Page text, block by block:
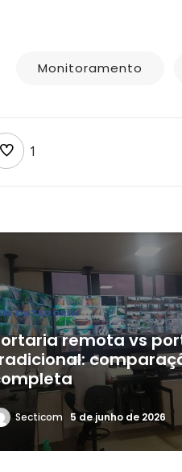
Monitoramento
1
CATEGORIA
remota vs
Secticom 5 de junho de 2026